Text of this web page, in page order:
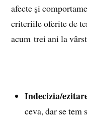
afecte și
criteriile oferite de
acum trei ani la
Indecizia/
ceva, dar se tem